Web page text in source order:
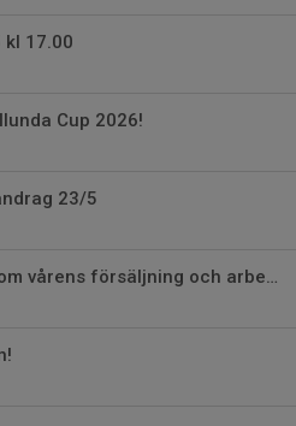
17.00
Cup 2026!
23/5
Viktig information om vårens försäljning och arbetspass